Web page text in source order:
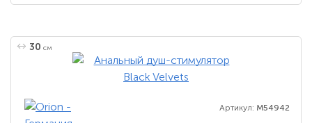
30 см
Артикул: M54942